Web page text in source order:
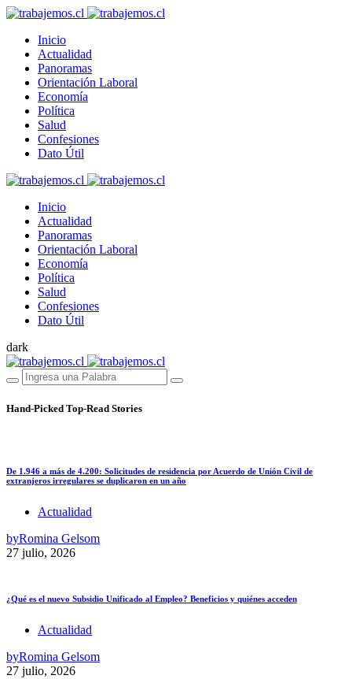
Inicio
Actualidad
Panoramas
Orientación Laboral
Economía
Política
Salud
Confesiones
Dato Útil
Inicio
Actualidad
Panoramas
Orientación Laboral
Economía
Política
Salud
Confesiones
Dato Útil
dark
Hand-Picked Top-Read Stories
De 1.946 a más de 4.200: Solicitudes de residencia por Acuerdo de Unión Civil de
extranjeros irregulares se duplicaron en un año
Actualidad
byRomina Gelsom
27 julio, 2026
¿Qué es el nuevo Subsidio Unificado al Empleo? Beneficios y quiénes acceden
Actualidad
byRomina Gelsom
27 julio, 2026